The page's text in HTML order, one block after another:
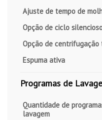
Ajuste de tempo de
Opção de ciclo
Opção de centrifugação
Espuma ativa
Programas de
Quantidade de
lavagem